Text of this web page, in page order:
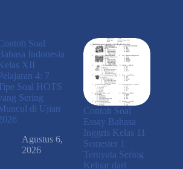
Soal
Indonesia
XII
4: 7
Soal HOTS
Sering
di Ujian
Agustus 6,
2026
Contoh Soal
Essay Bahasa
Inggris Kelas 11
Semester 1
Ternyata Sering
Keluar dari